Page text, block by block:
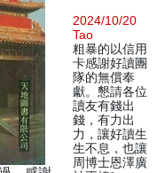
2024/10/20
Tao
粗暴的以信用
卡感謝好讀團
隊的無償奉
獻。懇請各位
讀友有錢出
錢，有力出
力，讓好讀生
生不息，也讓
周博士恩澤廣